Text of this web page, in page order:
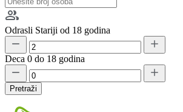
Odrasli Stariji od 18 godina
Deca 0 do 18 godina
Pretraži